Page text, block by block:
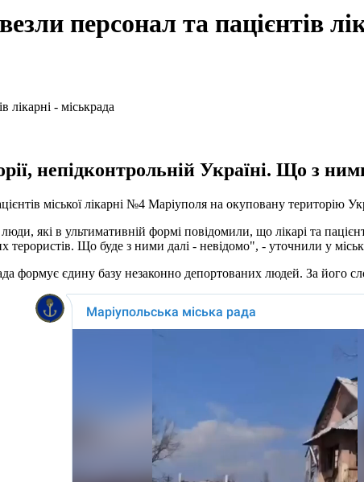
персонал та пацієнтів
непідконтрольній Україні. Що з
міської лікарні №4 Маріуполя на окуповану територію
які в ультимативній формі повідомили, що лікарі та
терористів. Що буде з ними далі - невідомо", - уточнили у
формує єдину базу незаконно депортованих людей. За його